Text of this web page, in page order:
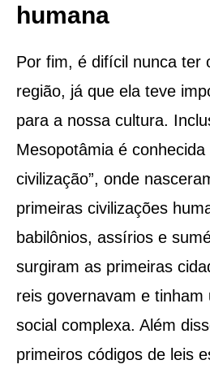
humana
Por fim, é difícil nunca ter
região, já que ela teve
para a nossa cultura.
Mesopotâmia é
civilização”, onde
primeiras civilizações
babilônios, assírios e
surgiram as primeiras
reis governavam e tinham
social complexa. Além
primeiros códigos de leis